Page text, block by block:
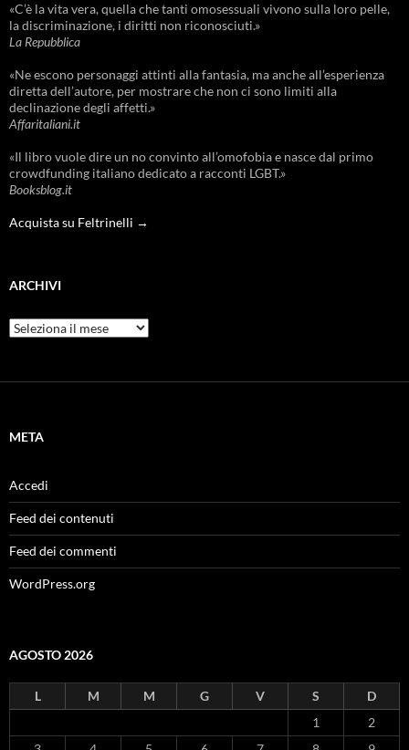
«C’è la vita vera, quella che tanti omosessuali vivono sulla loro pelle,
la discriminazione, i diritti non riconosciuti.»
La Repubblica
«Ne escono personaggi attinti alla fantasia, ma anche all’esperienza
diretta dell’autore, per mostrare che non ci sono limiti alla
declinazione degli affetti.»
Affaritaliani.it
«Il libro vuole dire un no convinto all’omofobia e nasce dal primo
crowdfunding italiano dedicato a racconti LGBT.»
Booksblog.it
Acquista su Feltrinelli →
ARCHIVI
Archivi
META
Accedi
Feed dei contenuti
Feed dei commenti
WordPress.org
AGOSTO 2026
L M M G V S
D
1
2